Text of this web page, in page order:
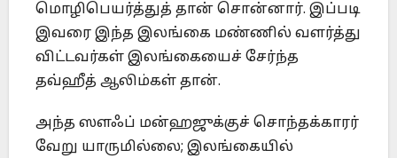
மொழிபெயர்த்துத் தான் சொன்னார். இப்படி
இவரை இந்த இலங்கை மண்ணில் வளர்த்து
விட்டவர்கள் இலங்கையைச் சேர்ந்த
தவ்ஹீத் ஆலிம்கள் தான்.
அந்த ஸளஃப் மன்ஹஜுக்குச் சொந்தக்காரர்
வேறு யாருமில்லை; இலங்கையில்